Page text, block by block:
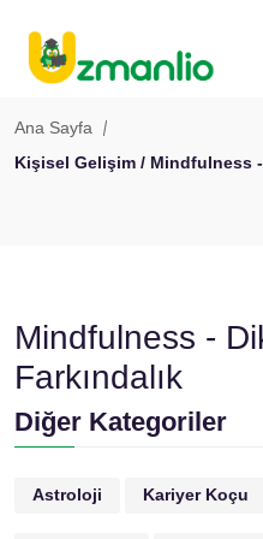
Ana Sayfa
Kişisel Gelişim / Mindfulness -
Mindfulness -
Farkındalık
Diğer Kategoriler
Astroloji Kariyer Koçu